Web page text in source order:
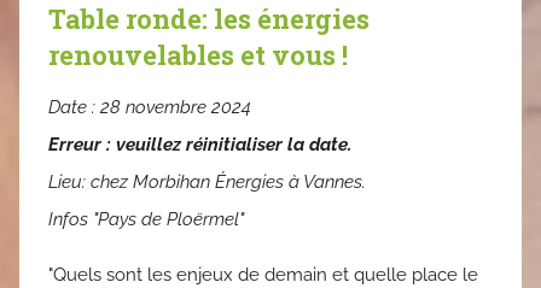
Table ronde: les énergies
renouvelables et vous !
Date :28 novembre 2024
Erreur : veuillez réinitialiser la date.
Lieu: chez Morbihan Énergies à Vannes.
Infos "Pays de Ploërmel"
"Quels sont les enjeux de demain et quelle place le